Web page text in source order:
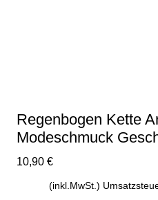
Regenbogen Kette
Modeschmuck
10,90 €
(inkl.MwSt.)